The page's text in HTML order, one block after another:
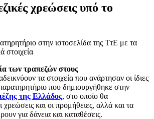
χρεώσεις υπό το
στην ιστοσελίδα της ΤτΕ με τα
στοιχεία
των τραπεζών στους
τα στοιχεία που ανάρτησαν οι ίδιες
που δημιουργήθηκε στην
της Ελλάδος, στο οποίο θα
χρεώσεις και οι προμήθειες, αλλά και τα
για δάνεια και καταθέσεις.